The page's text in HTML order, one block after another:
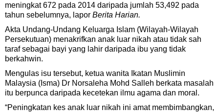
meningkat 672 pada 2014 daripada jumlah 53,492 pada
tahun sebelumnya, lapor Berita Harian.
Akta Undang-Undang Keluarga Islam (Wilayah-Wilayah
Persekutuan) menakrifkan anak luar nikah atau tidak sah
taraf sebagai bayi yang lahir daripada ibu yang tidak
berkahwin.
Mengulas isu tersebut, ketua wanita Ikatan Muslimin
Malaysia (Isma) Dr Norsaleha Mohd Salleh berkata masalah
itu berpunca daripada kecetekan ilmu agama dan moral.
“Peningkatan kes anak luar nikah ini amat membimbangkan,